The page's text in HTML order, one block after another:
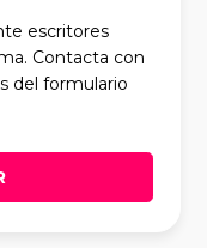
escritores
Contacta con
del formulario